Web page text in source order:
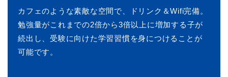
カフェのような素敵な空間で、ドリンク＆Wifi完備。
勉強量がこれまでの2倍から3倍以上に増加する子が
続出し、受験に向けた学習習慣を身につけることが
可能です。